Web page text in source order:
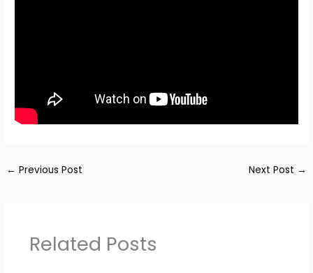
← Previous Post Next Post →
Related Posts